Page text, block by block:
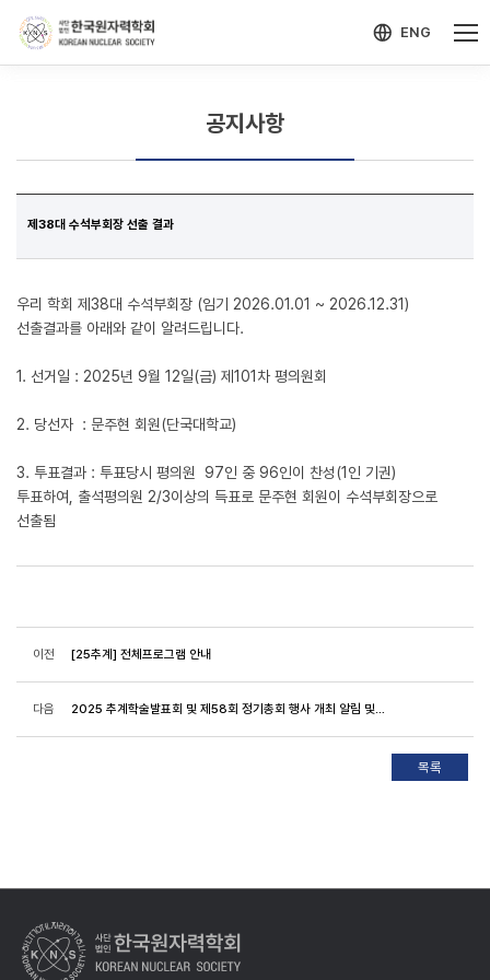
ENG
공지사항
제38대 수석부회장 선출 결과
우리 학회 제38대 수석부회장 (임기 2026.01.01 ~ 2026.12.31)
선출결과를 아래와 같이 알려드립니다.
1. 선거일 : 2025년 9월 12일(금) 제101차 평의원회
2. 당선자 : 문주현 회원(단국대학교)
3. 투표결과 : 투표당시 평의원 97인 중 96인이 찬성(1인 기권)
투표하여, 출석평의원 2/3이상의 득표로 문주현 회원이 수석부회장으로
선출됨
이전 [25추계] 전체프로그램 안내
다음 2025 추계학술발표회 및 제58회 정기총회 행사 개최 알림 및 등록 안내